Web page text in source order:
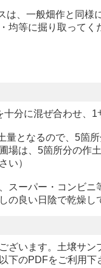
は、一般畑作と同様
均等に掘り取ってく
分に混ぜ合わせ、
量となるので、5箇
場は、5箇所分の作
い）
スーパー・コンビニ
の良い日陰で乾燥し
ざいます。土壌サン
下のPDFをご利用下